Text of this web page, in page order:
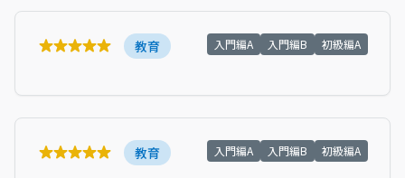
教育 入門編A 入門編B 初級編A
教育 入門編A 入門編B 初級編A